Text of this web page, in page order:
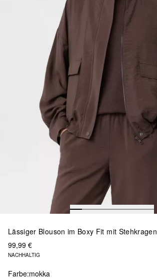
Lässiger Blouson im Boxy Fit mit Stehkragen
99,99 €
NACHHALTIG
Farbe:mokka